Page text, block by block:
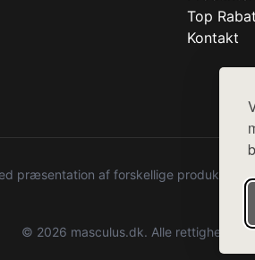
Top
Kontakt
præsentation af forskellige produkter
© 2026 masculus.dk. Alle rettigheder